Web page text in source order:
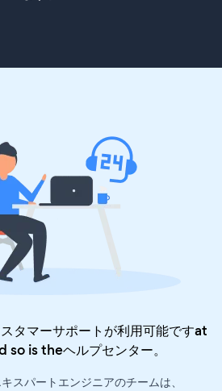
マーサポートが利用可能ですat
so is theヘルプセンター。
スパートエンジニアのチームは、